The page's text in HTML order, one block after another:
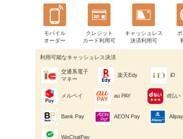
モバイル
オーダー
クレジット
カード利用可
キャッシュレス
決済利用可
利用可能なキャッシュレス決済
交通系電子
マネー
楽天Edy iD
メルペイ au PAY d払い
Bank Pay AEON Pay
WeChatPay